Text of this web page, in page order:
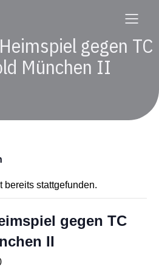
gegen TC
München II
bereits stattgefunden.
gegen TC
II